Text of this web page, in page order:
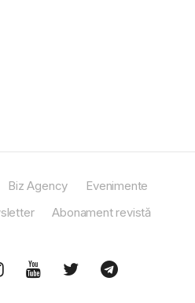
Biz Agency
Evenimente
Abonament revistă